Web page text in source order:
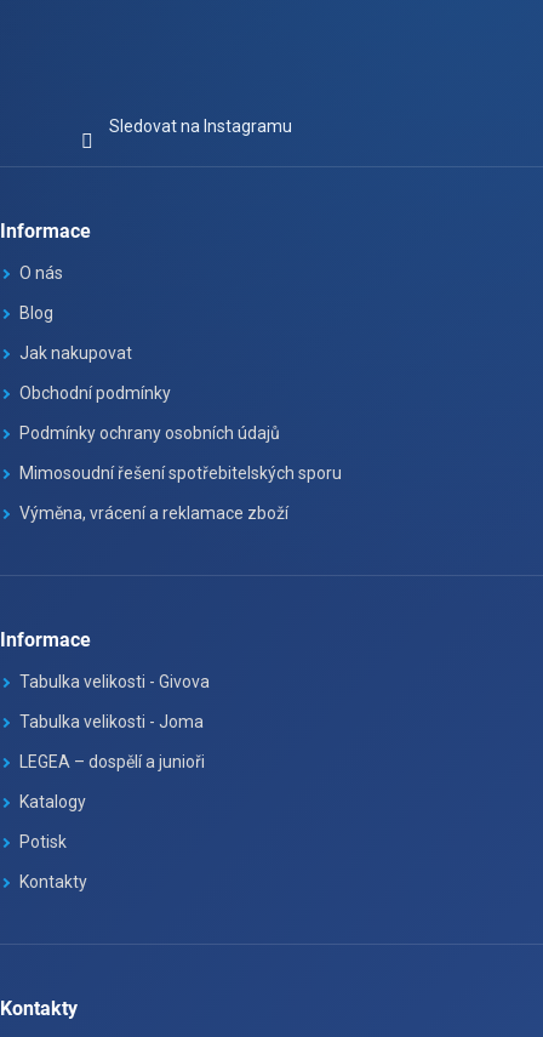
Sledovat na Instagramu
Informace
O nás
Blog
Jak nakupovat
Obchodní podmínky
Podmínky ochrany osobních údajů
Mimosoudní řešení spotřebitelských sporu
Výměna, vrácení a reklamace zboží
Informace
Tabulka velikosti - Givova
Tabulka velikosti - Joma
LEGEA – dospělí a junioři
Katalogy
Potisk
Kontakty
Kontakty